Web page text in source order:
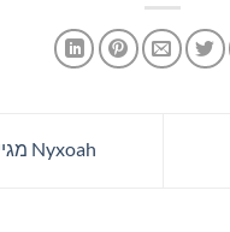
Nyxoah מגייסת 27 מיליון דולר באמצעות הנפקת השוק שלה